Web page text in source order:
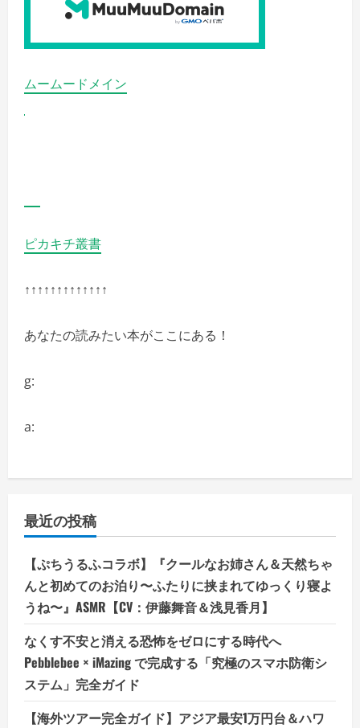
ムームードメイン
ピカキチ叢書
↑↑↑↑↑↑↑↑↑↑↑↑↑
あなたの読みたい本がここにある！
g:
a:
最近の投稿
【ぷちうるふコラボ】『クールなお姉さん＆天然ちゃ
んと初めてのお泊り〜ふたりに挟まれてゆっくり寝よ
うね〜』ASMR【CV：伊藤舞音＆浅見香月】
なくす不安と消える恐怖をゼロにする時代へ
Pebblebee × iMazing で完成する「究極のスマホ防衛シ
ステム」完全ガイド
【海外ツアー完全ガイド】アジア最安1万円台＆ハワ